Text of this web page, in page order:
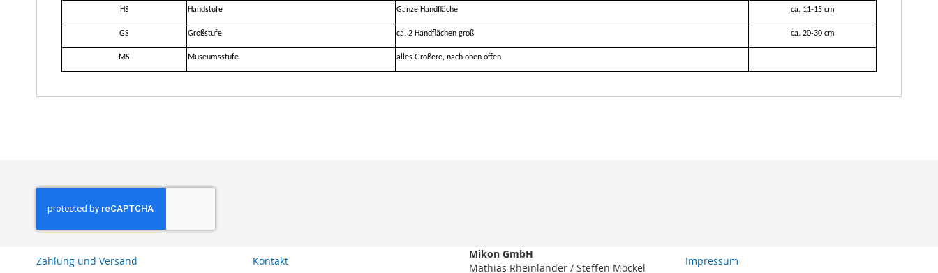
HS Handstufe Ganze Handfläche ca. 11-15 cm
GS Großstufe ca. 2 Handflächen groß ca. 20-30 cm
MS Museumsstufe alles Größere, nach oben offen
Zahlung und Versand Kontakt
Mikon GmbH
Mathias Rheinländer / Steffen Möckel
Impressum